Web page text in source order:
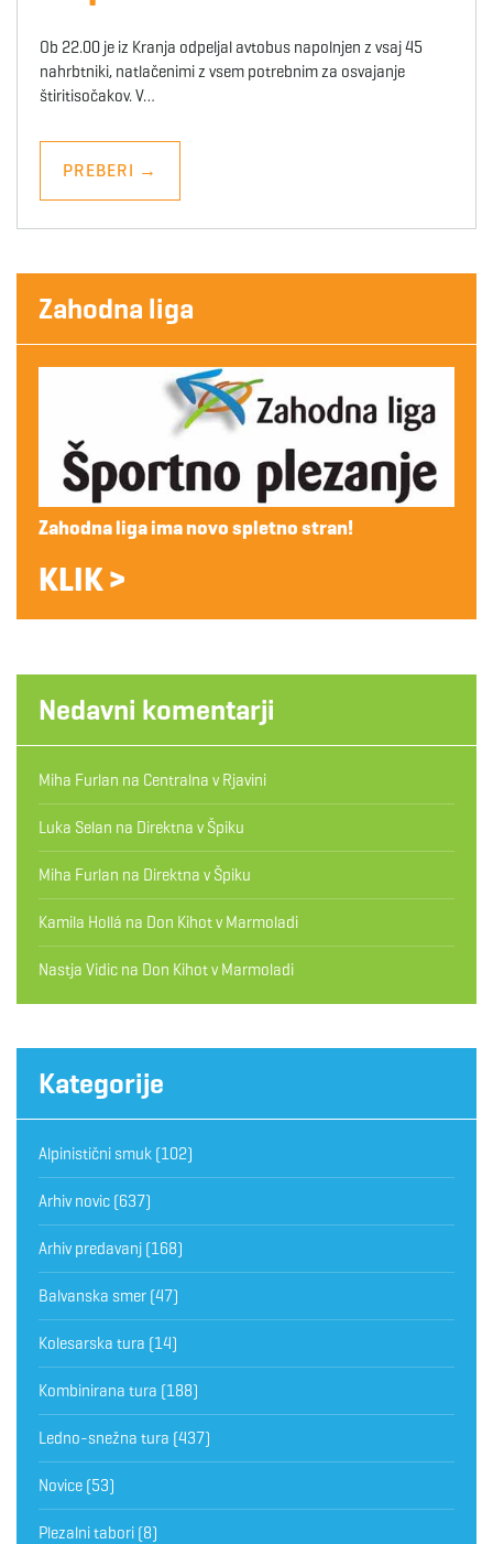
Ob 22.00 je iz Kranja odpeljal avtobus napolnjen z vsaj 45
nahrbtniki, natlačenimi z vsem potrebnim za osvajanje
štiritisočakov. V…
PREBERI →
Zahodna liga
Zahodna liga ima novo spletno stran!
KLIK >
Nedavni komentarji
Miha Furlan na Centralna v Rjavini
Luka Selan na Direktna v Špiku
Miha Furlan na Direktna v Špiku
Kamila Hollá na Don Kihot v Marmoladi
Nastja Vidic na Don Kihot v Marmoladi
Kategorije
Alpinistični smuk (102)
Arhiv novic (637)
Arhiv predavanj (168)
Balvanska smer (47)
Kolesarska tura (14)
Kombinirana tura (188)
Ledno-snežna tura (437)
Novice (53)
Plezalni tabori (8)